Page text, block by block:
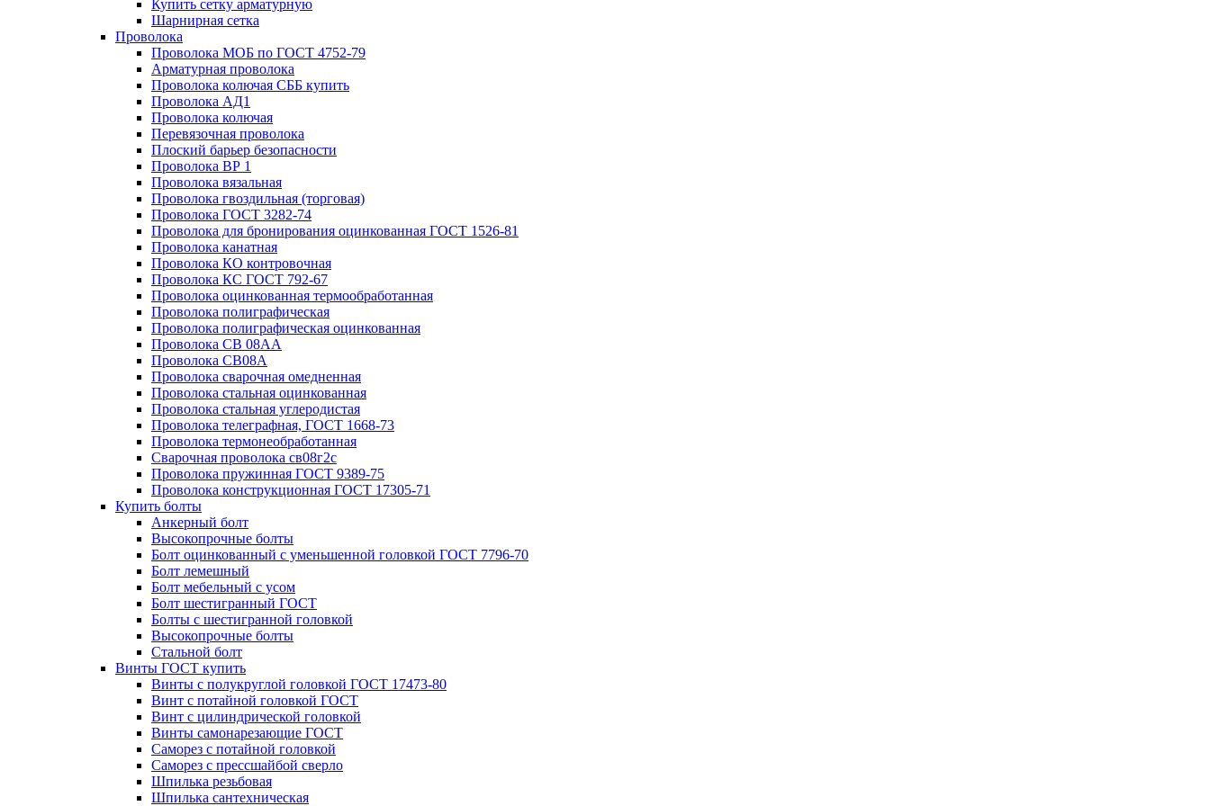
Купить сетку арматурную
Шарнирная сетка
Проволока
Проволока МОБ по ГОСТ 4752-79
Арматурная проволока
Проволока колючая СББ купить
Проволока АД1
Проволока колючая
Перевязочная проволока
Плоский барьер безопасности
Проволока ВР 1
Проволока вязальная
Проволока гвоздильная (торговая)
Проволока ГОСТ 3282-74
Проволока для бронирования оцинкованная ГОСТ 1526-81
Проволока канатная
Проволока КО контровочная
Проволока КС ГОСТ 792-67
Проволока оцинкованная термообработанная
Проволока полиграфическая
Проволока полиграфическая оцинкованная
Проволока СВ 08АА
Проволока СВ08А
Проволока сварочная омедненная
Проволока стальная оцинкованная
Проволока стальная углеродистая
Проволока телеграфная, ГОСТ 1668-73
Проволока термонеобработанная
Сварочная проволока св08г2с
Проволока пружинная ГОСТ 9389-75
Проволока конструкционная ГОСТ 17305-71
Купить болты
Анкерный болт
Высокопрочные болты
Болт оцинкованный с уменьшенной головкой ГОСТ 7796-70
Болт лемешный
Болт мебельный с усом
Болт шестигранный ГОСТ
Болты с шестигранной головкой
Высокопрочные болты
Стальной болт
Винты ГОСТ купить
Винты с полукруглой головкой ГОСТ 17473-80
Винт с потайной головкой ГОСТ
Винт с цилиндрической головкой
Винты самонарезающие ГОСТ
Саморез с потайной головкой
Саморез с прессшайбой сверло
Шпилька резьбовая
Шпилька сантехническая